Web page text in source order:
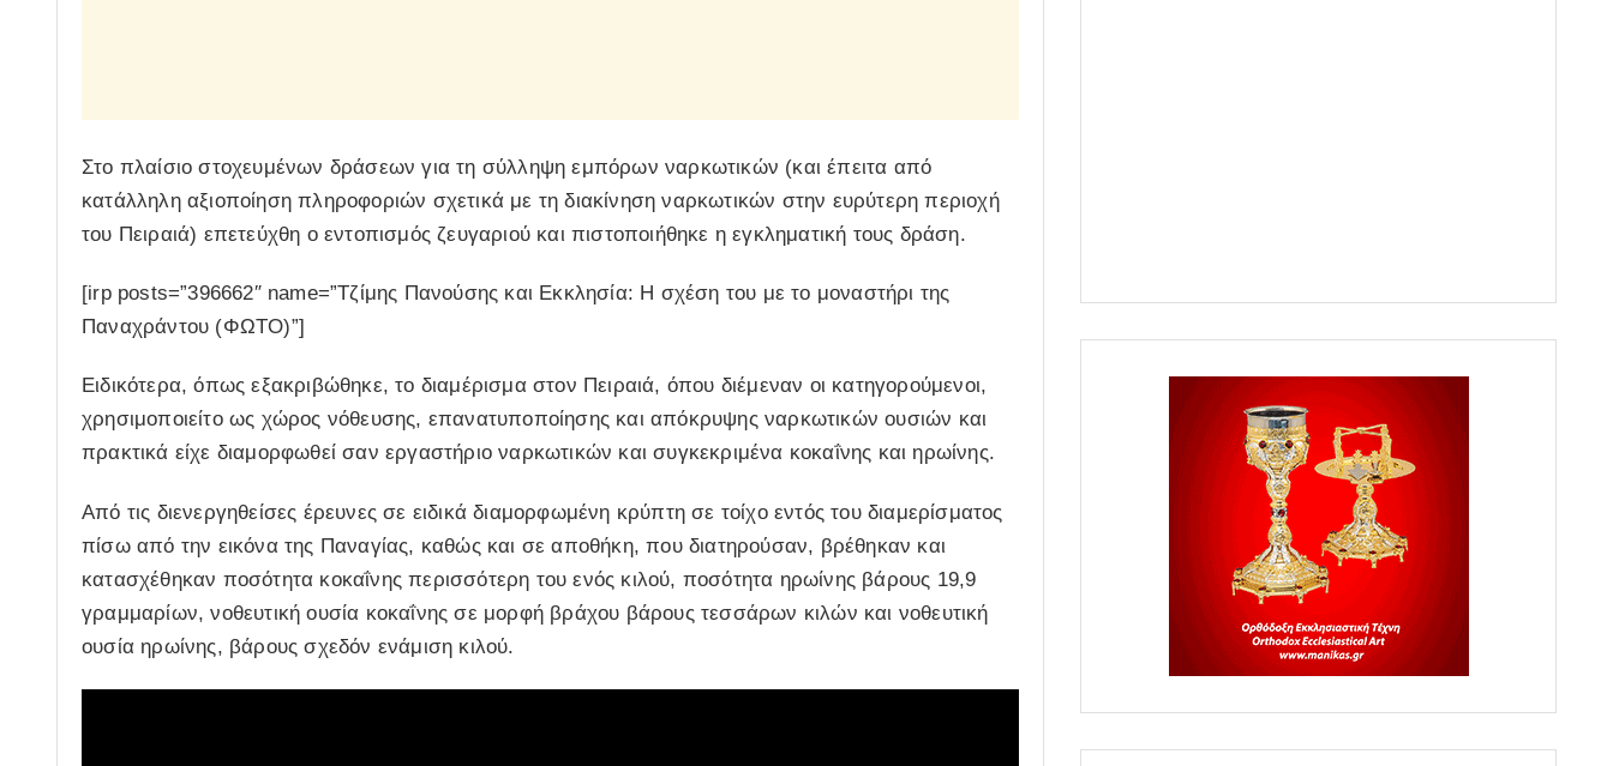
Στο πλαίσιο στοχευμένων δράσεων για τη σύλληψη εμπόρων ναρκωτικών (και έπειτα από
κατάλληλη αξιοποίηση πληροφοριών σχετικά με τη διακίνηση ναρκωτικών στην ευρύτερη περιοχή
του Πειραιά) επετεύχθη ο εντοπισμός ζευγαριού και πιστοποιήθηκε η εγκληματική τους δράση.
[irp posts=”396662″ name=”Τζίμης Πανούσης και Εκκλησία: Η σχέση του με το μοναστήρι της
Παναχράντου (ΦΩΤΟ)”]
Ειδικότερα, όπως εξακριβώθηκε, το διαμέρισμα στον Πειραιά, όπου διέμεναν οι κατηγορούμενοι,
χρησιμοποιείτο ως χώρος νόθευσης, επανατυποποίησης και απόκρυψης ναρκωτικών ουσιών και
πρακτικά είχε διαμορφωθεί σαν εργαστήριο ναρκωτικών και συγκεκριμένα κοκαΐνης και ηρωίνης.
Από τις διενεργηθείσες έρευνες σε ειδικά διαμορφωμένη κρύπτη σε τοίχο εντός του διαμερίσματος
πίσω από την εικόνα της Παναγίας, καθώς και σε αποθήκη, που διατηρούσαν, βρέθηκαν και
κατασχέθηκαν ποσότητα κοκαΐνης περισσότερη του ενός κιλού, ποσότητα ηρωίνης βάρους 19,9
γραμμαρίων, νοθευτική ουσία κοκαΐνης σε μορφή βράχου βάρους τεσσάρων κιλών και νοθευτική
ουσία ηρωίνης, βάρους σχεδόν ενάμιση κιλού.